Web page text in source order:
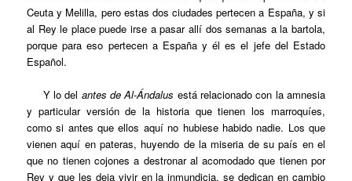
Ceuta y Melilla, pero estas dos ciudades pertecen a España, y si
al Rey le place puede irse a pasar allí dos semanas a la bartola,
porque para eso pertecen a España y él es el jefe del Estado
Español.
Y lo del antes de Al-Ándalus está relacionado con la amnesia
y particular versión de la historia que tienen los marroquíes,
como si antes que ellos aquí no hubiese habido nadie. Los que
vienen aquí en pateras, huyendo de la miseria de su país en el
que no tienen cojones a destronar al acomodado que tienen por
Rey y que les deja vivir en la inmundicia, se dedican en cambio